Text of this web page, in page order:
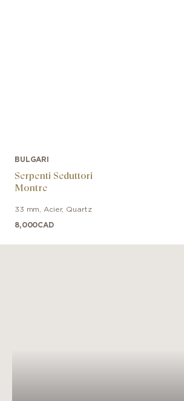
BULGARI
Serpenti Seduttori
Montre
33 mm,Acier, Quartz
8,000CAD